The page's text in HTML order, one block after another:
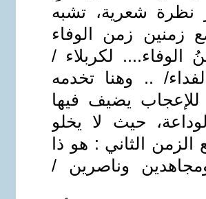
نظرة شعرية، تشبه
زمنين زمن الوفاء
الوفاء.... لكربلاء /
.. وهنا تخدمه
للإعجاب يضيف فيها
حيث لا يخلو
الثاني : هو ذا
وناصرين /